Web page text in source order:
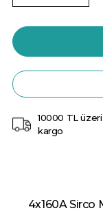
10000 TL
kargo
4x160A Sirco